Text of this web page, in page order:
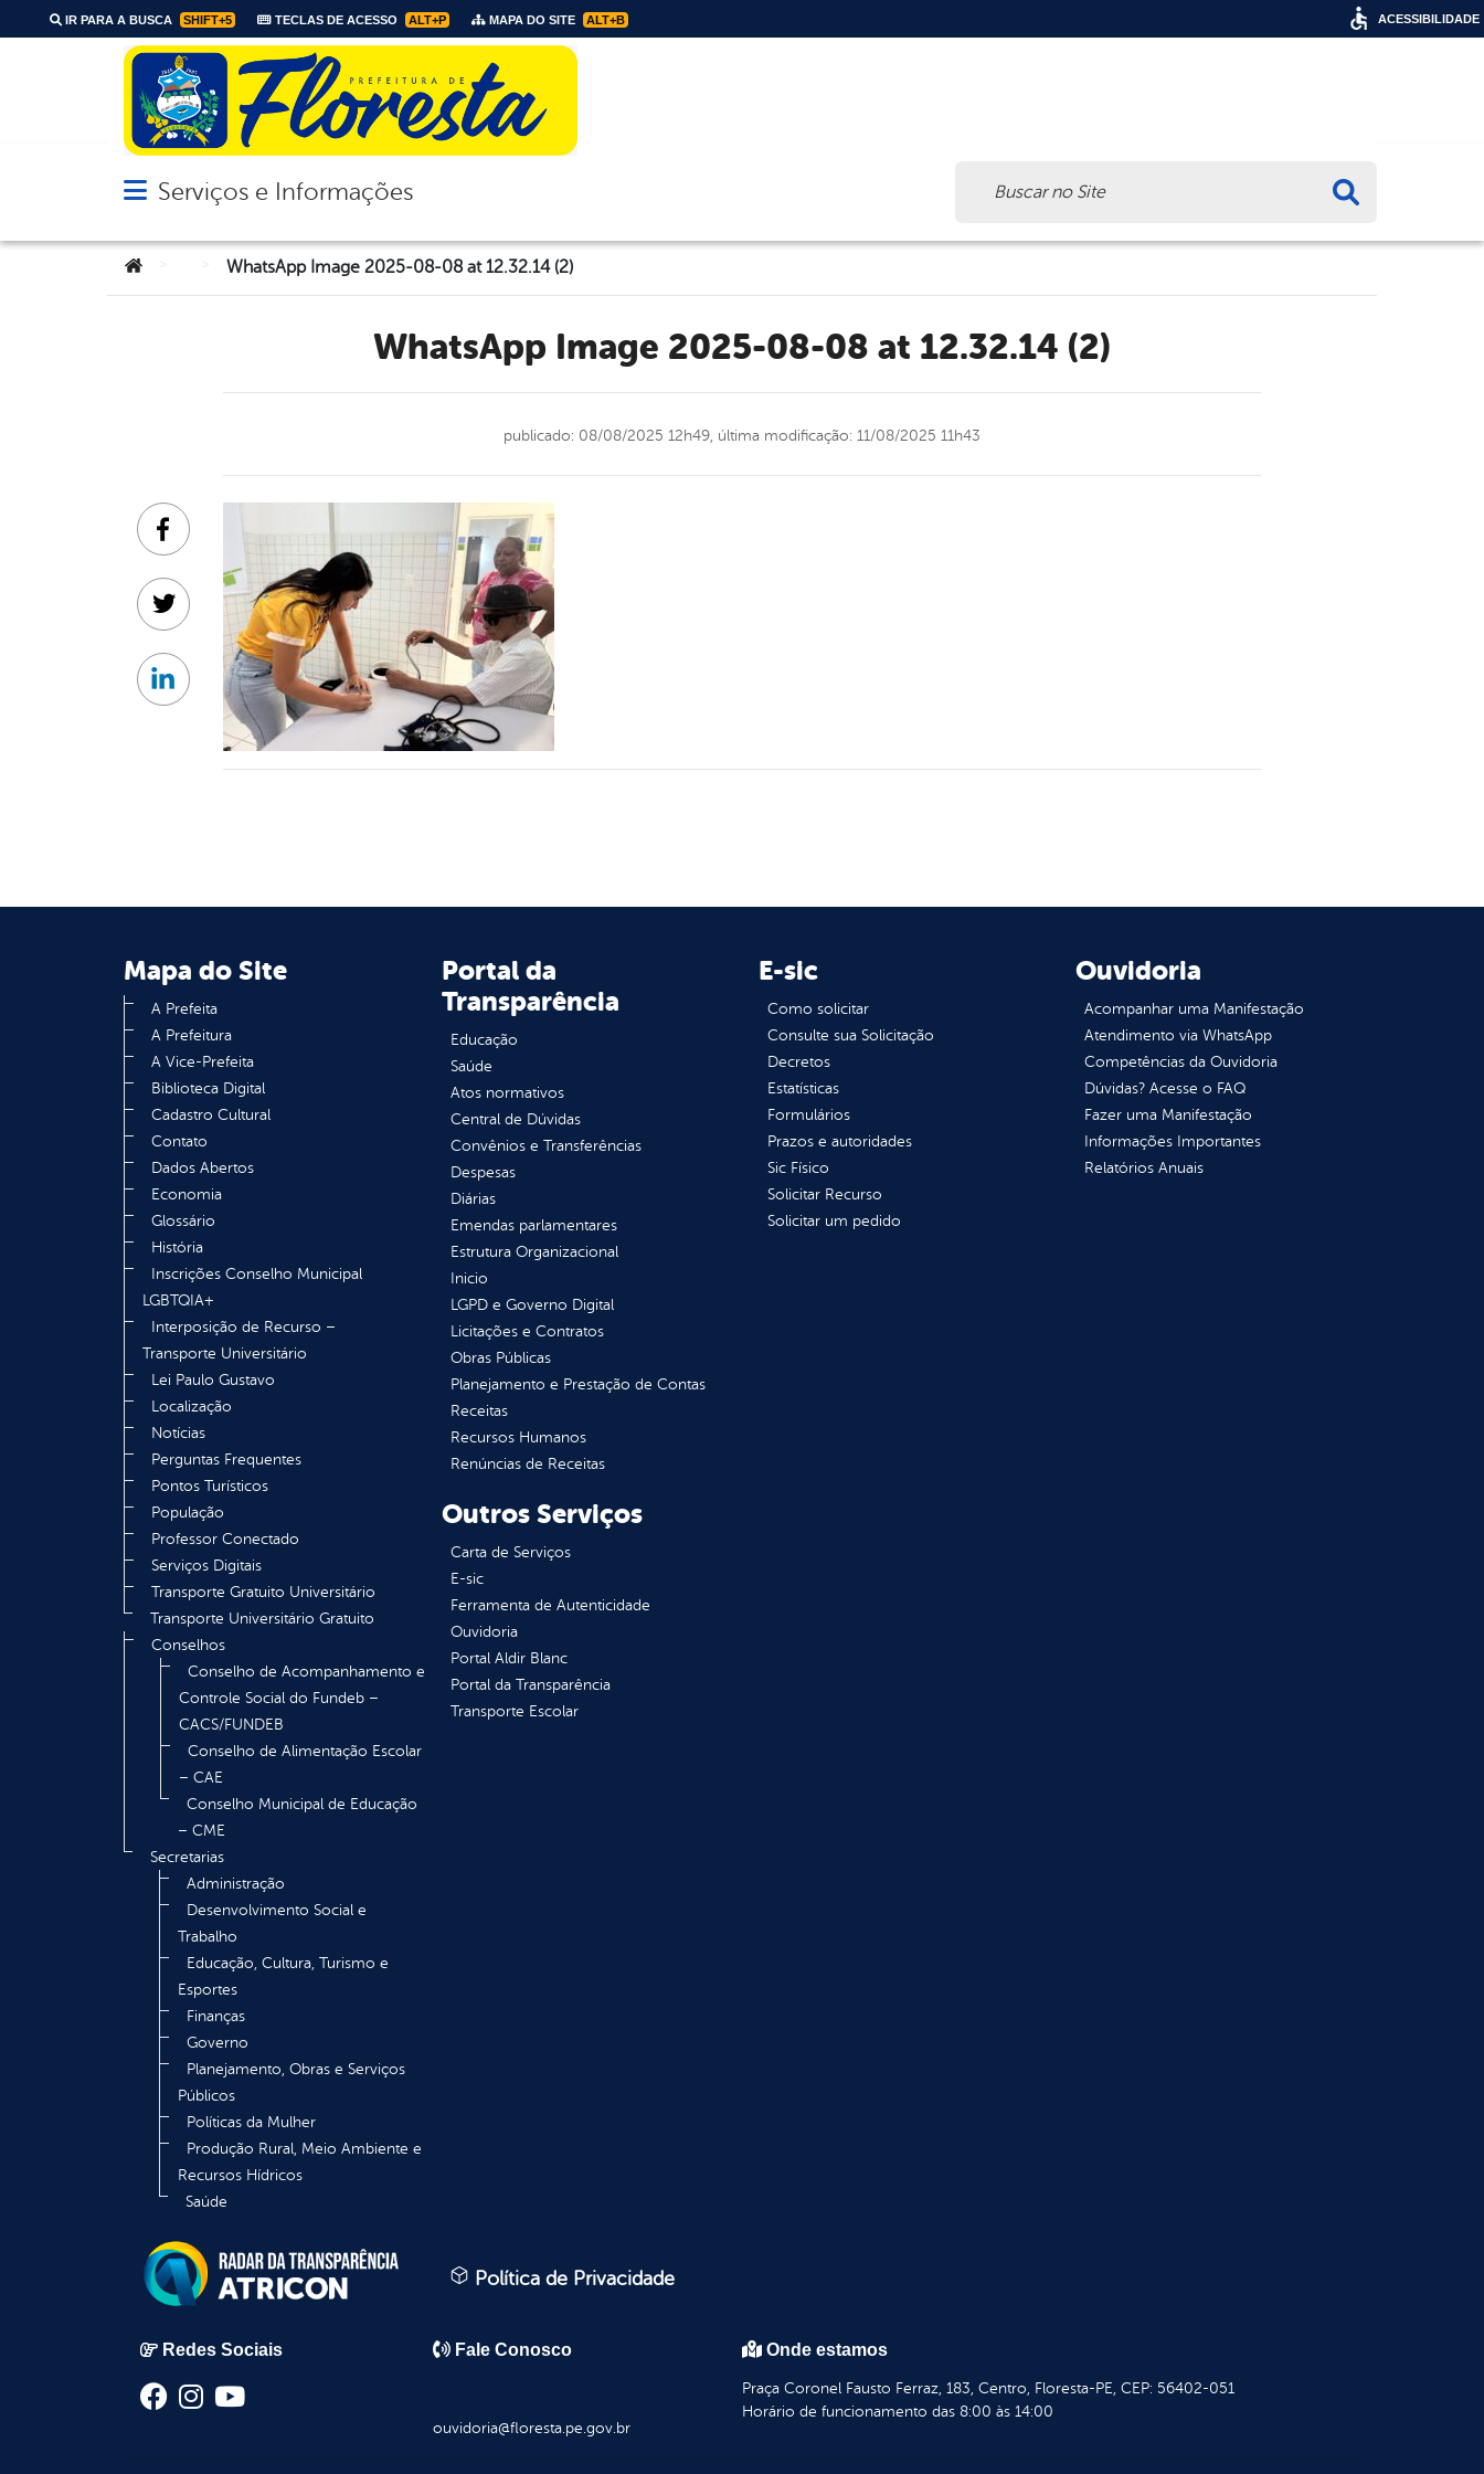
IR PARA A BUSCA SHIFT+5 TECLAS DE ACESSO ALT+P MAPA DO SITE ALT+B
Abrir menu principal de navegação
Serviços e Informações
Você está aqui:WhatsApp Image 2025-08-08 at 12.32.14 (2)
WhatsApp Image 2025-08-08 at 12.32.14 (2)
publicado: 08/08/2025 12h49, última modificação: 11/08/2025 11h43
Facebook
Twitter
Linkedin
Mapa do Site
A Prefeita
A Prefeitura
A Vice-Prefeita
Biblioteca Digital
Cadastro Cultural
Contato
Dados Abertos
Economia
Glossário
História
Inscrições Conselho Municipal
LGBTQIA+
Interposição de Recurso –
Transporte Universitário
Lei Paulo Gustavo
Localização
Notícias
Perguntas Frequentes
Pontos Turísticos
População
Professor Conectado
Serviços Digitais
Transporte Gratuito Universitário
Transporte Universitário Gratuito
Conselhos
Conselho de Acompanhamento e
Controle Social do Fundeb –
CACS/FUNDEB
Conselho de Alimentação Escolar
– CAE
Conselho Municipal de Educação
– CME
Secretarias
Administração
Desenvolvimento Social e
Trabalho
Educação, Cultura, Turismo e
Esportes
Finanças
Governo
Planejamento, Obras e Serviços
Públicos
Políticas da Mulher
Produção Rural, Meio Ambiente e
Recursos Hídricos
Saúde
Portal da
Transparência
Educação
Saúde
Atos normativos
Central de Dúvidas
Convênios e Transferências
Despesas
Diárias
Emendas parlamentares
Estrutura Organizacional
Inicio
LGPD e Governo Digital
Licitações e Contratos
Obras Públicas
Planejamento e Prestação de Contas
Receitas
Recursos Humanos
Renúncias de Receitas
E-sic
Como solicitar
Consulte sua Solicitação
Decretos
Estatísticas
Formulários
Prazos e autoridades
Sic Físico
Solicitar Recurso
Solicitar um pedido
Ouvidoria
Acompanhar uma Manifestação
Atendimento via WhatsApp
Competências da Ouvidoria
Dúvidas? Acesse o FAQ
Fazer uma Manifestação
Informações Importantes
Relatórios Anuais
Outros Serviços
Carta de Serviços
E-sic
Ferramenta de Autenticidade
Ouvidoria
Portal Aldir Blanc
Portal da Transparência
Transporte Escolar
Política de Privacidade
Redes Sociais Fale Conosco
ouvidoria@floresta.pe.gov.br
Onde estamos
Praça Coronel Fausto Ferraz, 183, Centro, Floresta-PE, CEP: 56402-051
Horário de funcionamento das 8:00 às 14:00
ACESSIBILIDADE